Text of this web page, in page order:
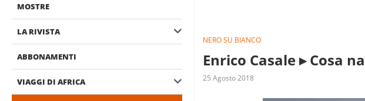
MOSTRE
LA RIVISTA
ABBONAMENTI
VIAGGI DI AFRICA
NERO SU BIANCO
Enrico Casale ▸ Cosa
25 Agosto 2018